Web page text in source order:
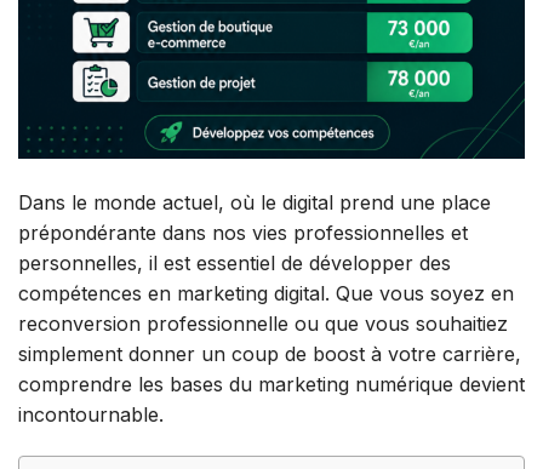
Dans le monde actuel, où le digital prend une place
prépondérante dans nos vies professionnelles et
personnelles, il est essentiel de développer des
compétences en marketing digital. Que vous soyez en
reconversion professionnelle ou que vous souhaitiez
simplement donner un coup de boost à votre carrière,
comprendre les bases du marketing numérique devient
incontournable.